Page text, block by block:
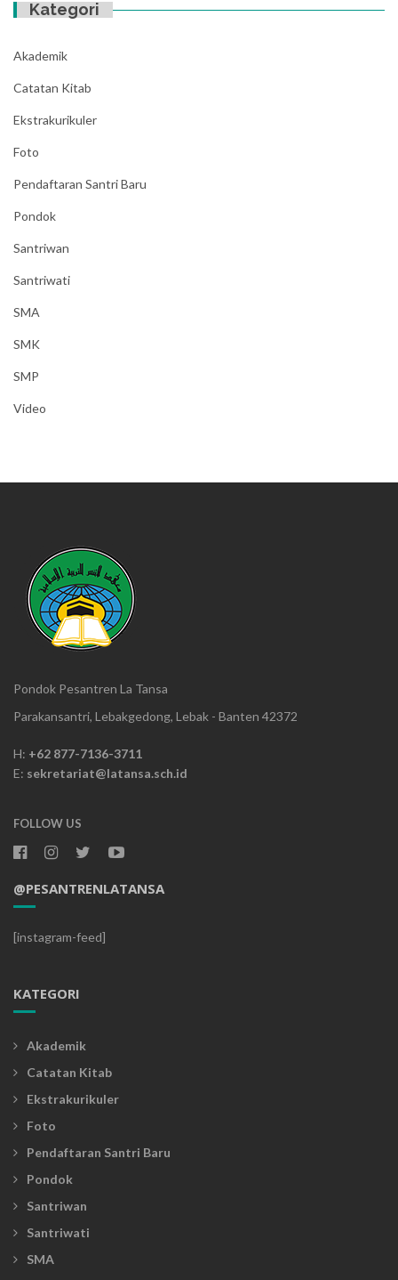
Kategori
Akademik
Catatan Kitab
Ekstrakurikuler
Foto
Pendaftaran Santri Baru
Pondok
Santriwan
Santriwati
SMA
SMK
SMP
Video
Pondok Pesantren La Tansa
Parakansantri, Lebakgedong, Lebak - Banten 42372
H: +62 877-7136-3711
E: sekretariat@latansa.sch.id
FOLLOW US
@PESANTRENLATANSA
[instagram-feed]
KATEGORI
Akademik
Catatan Kitab
Ekstrakurikuler
Foto
Pendaftaran Santri Baru
Pondok
Santriwan
Santriwati
SMA